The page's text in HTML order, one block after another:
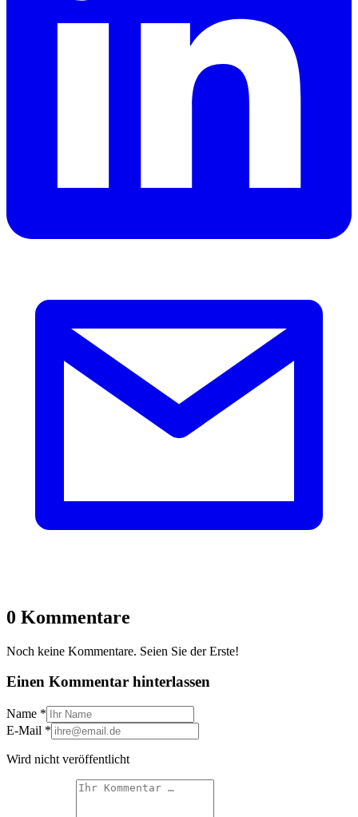
0 Kommentare
Noch keine Kommentare. Seien Sie der Erste!
Einen Kommentar hinterlassen
Name *
E-Mail *
Wird nicht veröffentlicht